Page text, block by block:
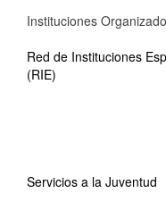
Instituciones
Red de Instituciones
(RIE)
Servicios a la Juventud